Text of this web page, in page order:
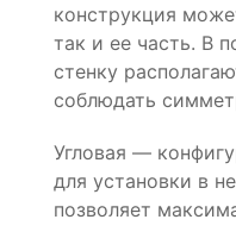
конструкция
так и ее часть. В
стенку
соблюдать
Угловая —
для установки в
позволяет